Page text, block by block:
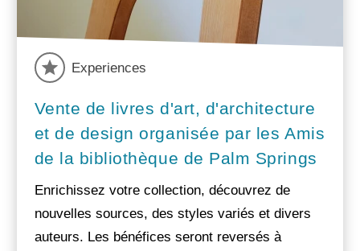
Experiences
Vente de livres d'art, d'architecture
et de design organisée par les Amis
de la bibliothèque de Palm Springs
Enrichissez votre collection, découvrez de
nouvelles sources, des styles variés et divers
auteurs. Les bénéfices seront reversés à